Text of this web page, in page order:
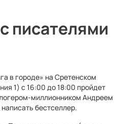
писателями
в городе» на Сретенском
1) с 16:00 до 18:00 пройдет
миллионником Андреем
бестселлер.